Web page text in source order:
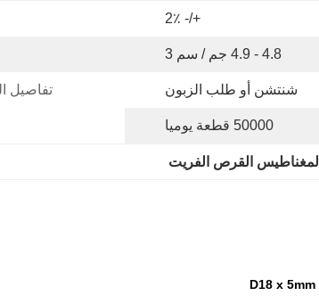
+/- 2٪
4.8 - 4.9 جم / سم 3
شنتشن أو طلب الزبون تفاصيل
50000 قطعة يوميا
المغناطيس القرص الفريت